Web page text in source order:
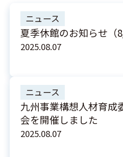
ニュース
夏季休館のお知らせ（
2025.08.07
ニュース
九州事業構想人材育
会を開催しました
2025.08.07